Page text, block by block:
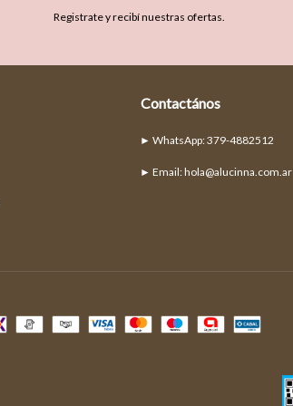
Registrate y recibí nuestras ofertas.
Contactános
► Email:hola@alucinna.com.ar